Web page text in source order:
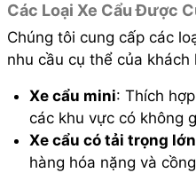
Các Loại Xe Cẩu Được
Chúng tôi cung cấp các
nhu cầu cụ thể của khách
Xe cẩu mini: Thích
các khu vực có không
Xe cẩu có tải trọng lớn
hàng hóa nặng và